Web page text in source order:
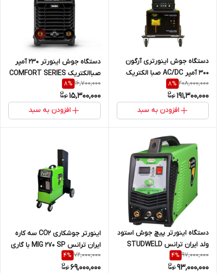
دستگاه جوش اینورتری آرگون
300 آمپر AC/DC صبا الکتریک
آب خنک TIG 315 P AC DC WC
208,000,000
8%
191,300,000
افزودن به سبد
دستگاه جوش اینورتر 230 آمپر
صباالکتریک COMFORT SERIES
R 231
16,700,000
8%
15,300,000
افزودن به سبد
دستگاه اینورتر پیچ جوش استود
ولد ایران ترانس STUDWELD
(M3-M10) IT 3000
97,000,000
4%
93,000,000
اینورتر جوشکاری CO2 سه کاره
ایران ترانس MIG 270 SP با گاری
با قابلیت آرگون و الکترود
72,000,000
4%
69,000,000